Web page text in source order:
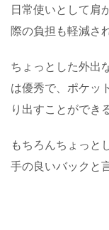
日常使いとして肩
際の負担も軽減さ
ちょっとした外出
は優秀で、ポケッ
り出すことができ
もちろんちょっと
手の良いバックと